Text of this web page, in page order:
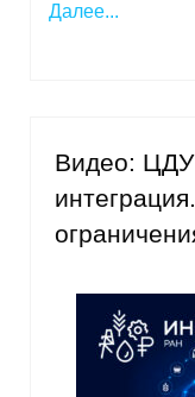
Далее...
Видео: